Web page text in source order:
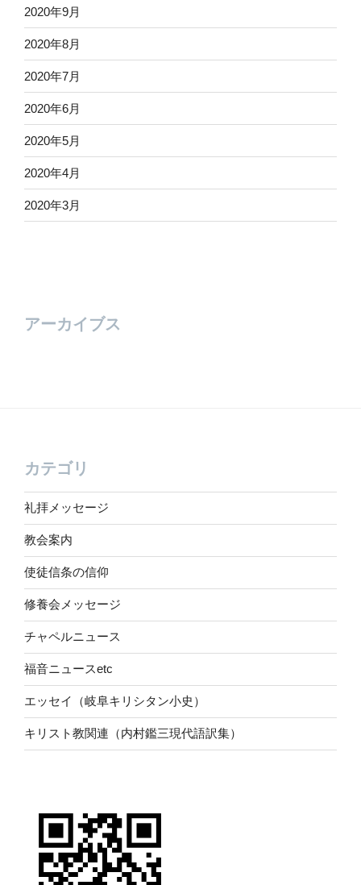
2020年9月
2020年8月
2020年7月
2020年6月
2020年5月
2020年4月
2020年3月
アーカイブス
カテゴリ
礼拝メッセージ
教会案内
使徒信条の信仰
修養会メッセージ
チャペルニュース
福音ニュースetc
エッセイ（岐阜キリシタン小史）
キリスト教関連（内村鑑三現代語訳集）